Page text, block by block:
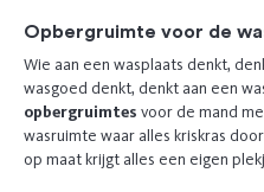
Opbergruimte voor de
Wie aan een wasplaats denkt,
wasgoed denkt, denkt aan een
opbergruimtes voor de mand
wasruimte waar alles kriskras
op maat krijgt alles een eigen